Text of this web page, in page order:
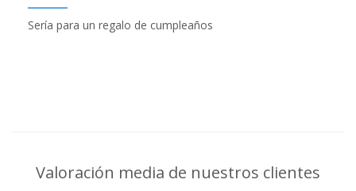
Sería para un regalo de cumpleaños
Valoración media de nuestros clientes